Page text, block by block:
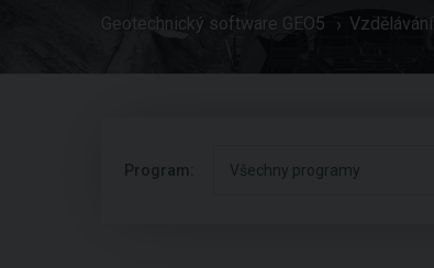
Geotechnický software GEO5 Vzdělávání
Program: Všechny programy